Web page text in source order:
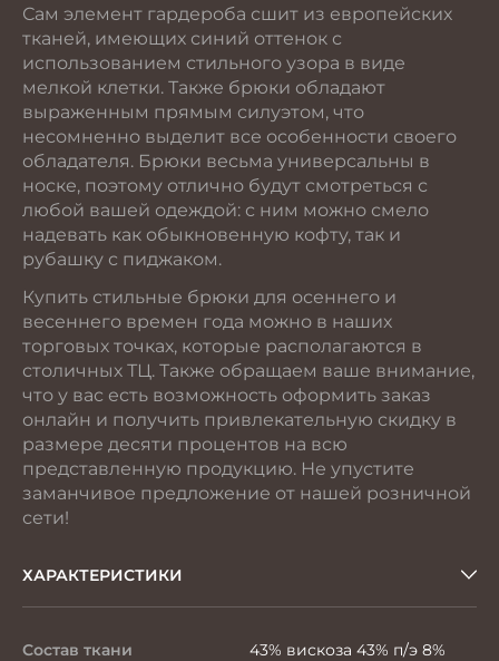
Сам элемент гардероба сшит из европейских
тканей, имеющих синий оттенок с
использованием стильного узора в виде
мелкой клетки. Также брюки обладают
выраженным прямым силуэтом, что
несомненно выделит все особенности своего
обладателя. Брюки весьма универсальны в
носке, поэтому отлично будут смотреться с
любой вашей одеждой: с ним можно смело
надевать как обыкновенную кофту, так и
рубашку с пиджаком.
Купить стильные брюки для осеннего и
весеннего времен года можно в наших
торговых точках, которые располагаются в
столичных ТЦ. Также обращаем ваше внимание,
что у вас есть возможность оформить заказ
онлайн и получить привлекательную скидку в
размере десяти процентов на всю
представленную продукцию. Не упустите
заманчивое предложение от нашей розничной
сети!
ХАРАКТЕРИСТИКИ
Состав ткани
43% вискоза 43% п/э 8%